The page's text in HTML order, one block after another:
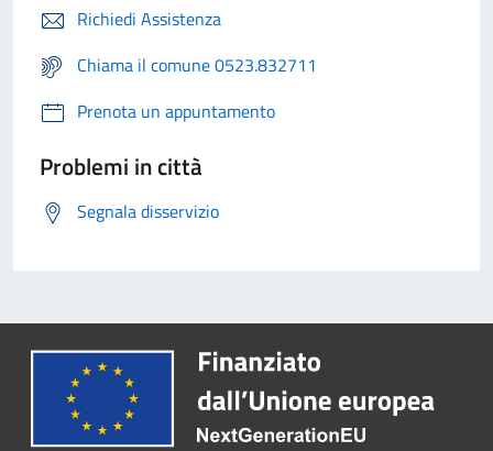
Richiedi Assistenza
Chiama il comune 0523.832711
Prenota un appuntamento
Problemi in città
Segnala disservizio